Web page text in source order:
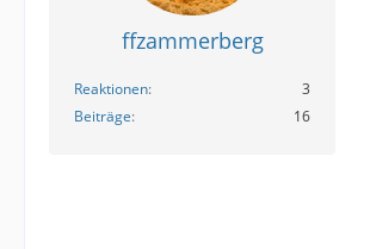
ffzammerberg
Reaktionen
3
Beiträge
16